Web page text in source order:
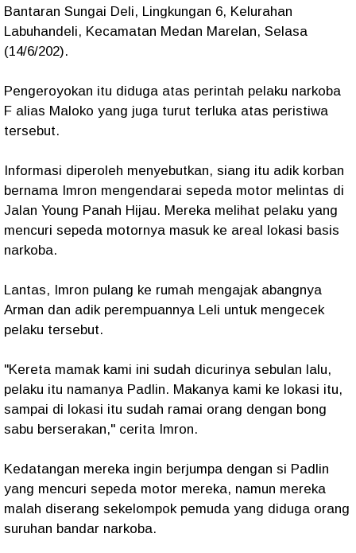
Bantaran Sungai Deli, Lingkungan 6, Kelurahan
Labuhandeli, Kecamatan Medan Marelan, Selasa
(14/6/202).
Pengeroyokan itu diduga atas perintah pelaku narkoba
F alias Maloko yang juga turut terluka atas peristiwa
tersebut.
Informasi diperoleh menyebutkan, siang itu adik korban
bernama Imron mengendarai sepeda motor melintas di
Jalan Young Panah Hijau. Mereka melihat pelaku yang
mencuri sepeda motornya masuk ke areal lokasi basis
narkoba.
Lantas, Imron pulang ke rumah mengajak abangnya
Arman dan adik perempuannya Leli untuk mengecek
pelaku tersebut.
"Kereta mamak kami ini sudah dicurinya sebulan lalu,
pelaku itu namanya Padlin. Makanya kami ke lokasi itu,
sampai di lokasi itu sudah ramai orang dengan bong
sabu berserakan," cerita Imron.
Kedatangan mereka ingin berjumpa dengan si Padlin
yang mencuri sepeda motor mereka, namun mereka
malah diserang sekelompok pemuda yang diduga orang
suruhan bandar narkoba.